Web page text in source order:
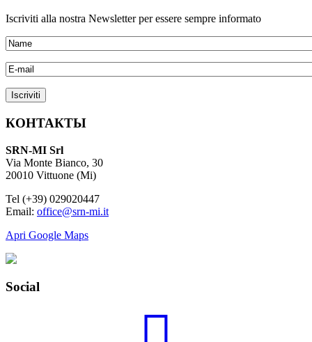
Iscriviti alla nostra Newsletter per essere sempre informato
КОНТАКТЫ
SRN-MI Srl
Via Monte Bianco, 30
20010 Vittuone (Mi)
Tel (+39) 029020447
Email: office@srn-mi.it
Apri Google Maps
Social